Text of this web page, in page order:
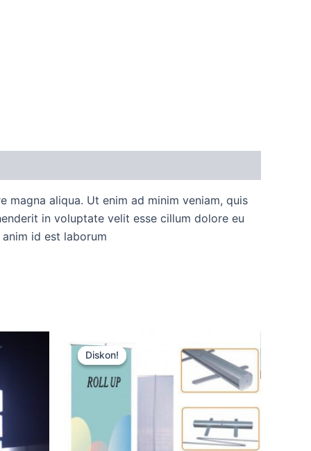
aliqua. Ut enim ad minim veniam, quis
in voluptate velit esse cillum dolore eu
id est laborum
Diskon!
Diskon!
aslinya
adalah:
Rp15.000.adalah:
Rp12.500.